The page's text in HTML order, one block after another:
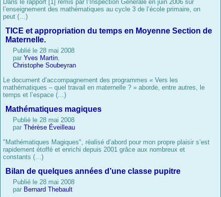
Dans le rapport [1] remis par l’Inspection Générale en juin 2006 sur
l’enseignement des mathématiques au cycle 3 de l’école primaire, on
peut (…)
TICE et appropriation du temps en Moyenne Section de
Maternelle.
Publié le 28 mai 2008
par Yves Martin
Christophe Soubeyran
Le document d’accompagnement des programmes « Vers les
mathématiques – quel travail en maternelle ? » aborde, entre autres, le
temps et l’espace (…)
Mathématiques magiques
Publié le 28 mai 2008
par Thérèse Éveilleau
"Mathématiques Magiques", réalisé d’abord pour mon propre plaisir s’est
rapidement étoffé et enrichi depuis 2001 grâce aux nombreux et
constants (…)
Bilan de quelques années d’une classe pupitre
Publié le 28 mai 2008
par Bernard Thebault